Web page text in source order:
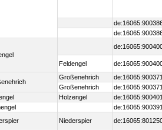
Feldengel
Großenehrich
Großenehrich
Holzengel
Niederspier